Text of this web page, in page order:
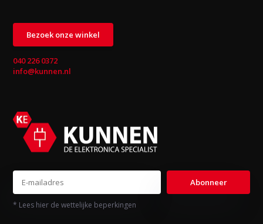
Bezoek onze winkel
040 226 0372
info@kunnen.nl
Abonneer
* Lees hier de wettelijke beperkingen